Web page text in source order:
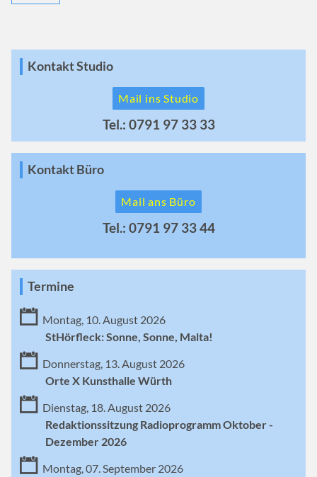
Kontakt Studio
Mail ins Studio
Tel.: 0791 97 33 33
Kontakt Büro
Mail ans Büro
Tel.: 0791 97 33 44
Termine
Montag, 10. August 2026
StHörfleck: Sonne, Sonne, Malta!
Donnerstag, 13. August 2026
Orte X Kunsthalle Würth
Dienstag, 18. August 2026
Redaktionssitzung Radioprogramm Oktober -
Dezember 2026
Montag, 07. September 2026